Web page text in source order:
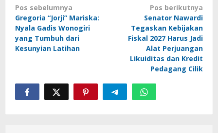
Navigasi
pos
Pos sebelumnya
Gregoria “Jorji” Mariska:
Nyala Gadis Wonogiri
yang Tumbuh dari
Kesunyian Latihan
Pos berikutnya
Senator Nawardi
Tegaskan Kebijakan
Fiskal 2027 Harus Jadi
Alat Perjuangan
Likuiditas dan Kredit
Pedagang Cilik